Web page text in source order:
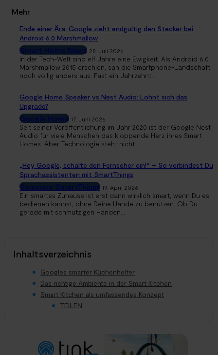
Mehr
Ende einer Ära: Google zieht endgültig den Stecker bei
Android 6.0 Marshmallow
Smart Home News 28. Juli 2026
In der Tech-Welt sind elf Jahre eine Ewigkeit. Als Android 6.0
Marshmallow 2015 erschien, sah die Smartphone-Landschaft
noch völlig anders aus. Fast ein Jahrzehnt...
Google Home Speaker vs Nest Audio: Lohnt sich das
Upgrade?
Google Home 17. Juni 2026
Seit seiner Veröffentlichung im Jahr 2020 ist der Google Nest
Audio für viele Menschen das kloppende Herz ihres Smart
Homes. Aber Technologie steht nicht...
„Hey Google, schalte den Fernseher ein!“ – So verbindest Du
Sprachassistenten mit SmartThings
Samsung SmartThings 19. April 2026
Ein smartes Zuhause ist erst dann wirklich smart, wenn Du es
bedienen kannst, ohne Deine Hände zu benutzen. Ob Du
gerade mit schmutzigen Händen...
Inhaltsverzeichnis
Googles smarter Küchenhelfer
Das richtige Ambiente in der Smart Kitchen
Smart Kitchen als umfassendes Konzept
TEILEN